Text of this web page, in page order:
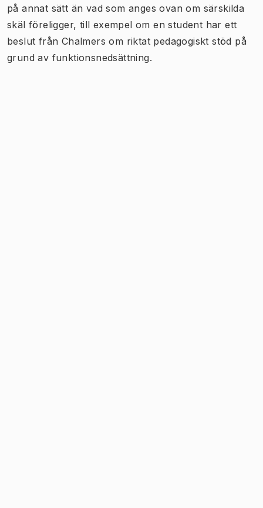
på annat sätt än vad som anges ovan om särskilda
skäl föreligger, till exempel om en student har ett
beslut från Chalmers om riktat pedagogiskt stöd på
grund av funktionsnedsättning.